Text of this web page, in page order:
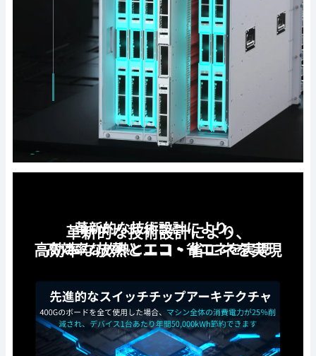
革新的な技術設計により、
高効率な放熱とエコ・省エネを実現